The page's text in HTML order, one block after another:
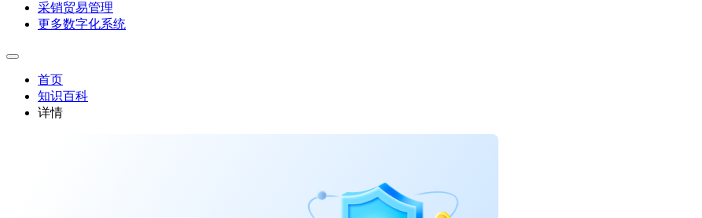
采销贸易管理
更多数字化系统
首页
知识百科
详情